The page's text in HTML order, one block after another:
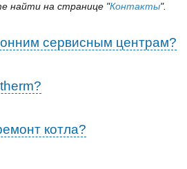
найти на странице "Контакты".
сервисным центрам?
котла?